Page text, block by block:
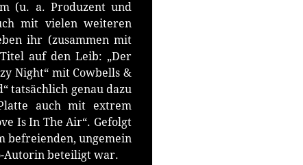
(u. a. Produzent und
mit vielen weiteren
ihr (zusammen mit
auf den Leib: „Der
Night“ mit Cowbells &
tatsächlich genau dazu
auch mit extrem
Is In The Air“. Gefolgt
befreienden, ungemein
Autorin beteiligt war.